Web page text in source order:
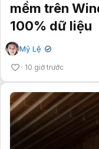
mềm trên
100% dữ liệu
Mỹ Lệ ✔
10 giờ trước